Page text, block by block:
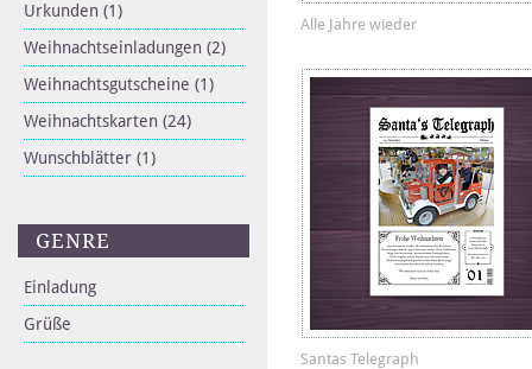
Urkunden (1)
Weihnachtseinladungen (2)
Weihnachtsgutscheine (1)
Weihnachtskarten (24)
Wunschblätter (1)
GENRE
Einladung
Grüße
Alle Jahre wieder
Santas Telegraph